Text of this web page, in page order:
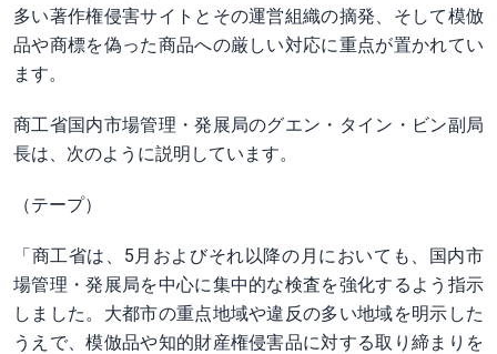
多い著作権侵害サイトとその運営組織の摘発、そして模倣
品や商標を偽った商品への厳しい対応に重点が置かれてい
ます。
商工省国内市場管理・発展局のグエン・タイン・ビン副局
長は、次のように説明しています。
（テープ）
「商工省は、5月およびそれ以降の月においても、国内市
場管理・発展局を中心に集中的な検査を強化するよう指示
しました。大都市の重点地域や違反の多い地域を明示した
うえで、模倣品や知的財産権侵害品に対する取り締まりを